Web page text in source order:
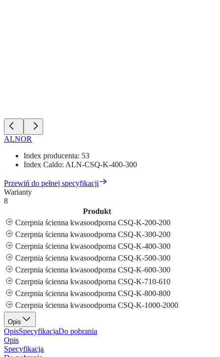
ALNOR
Index producenta: 53
Index Caldo: ALN-CSQ-K-400-300
Przewiń do pełnej specyfikacji
Warianty
8
Produkt
Czerpnia ścienna kwasoodporna CSQ-K-200-200
Czerpnia ścienna kwasoodporna CSQ-K-300-200
Czerpnia ścienna kwasoodporna CSQ-K-400-300
Czerpnia ścienna kwasoodporna CSQ-K-500-300
Czerpnia ścienna kwasoodporna CSQ-K-600-300
Czerpnia ścienna kwasoodporna CSQ-K-710-610
Czerpnia ścienna kwasoodporna CSQ-K-800-800
Czerpnia ścienna kwasoodporna CSQ-K-1000-2000
Opis
OpisSpecyfikacjaDo pobrania
Opis
Specyfikacja